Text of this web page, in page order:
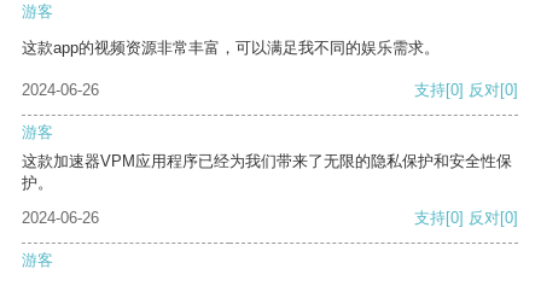
游客
这款app的视频资源非常丰富，可以满足我不同的娱乐需求。
2024-06-26 支持[0] 反对[0]
游客
这款加速器VPM应用程序已经为我们带来了无限的隐私保护和安全性保
护。
2024-06-26
支持[0] 反对[0]
游客